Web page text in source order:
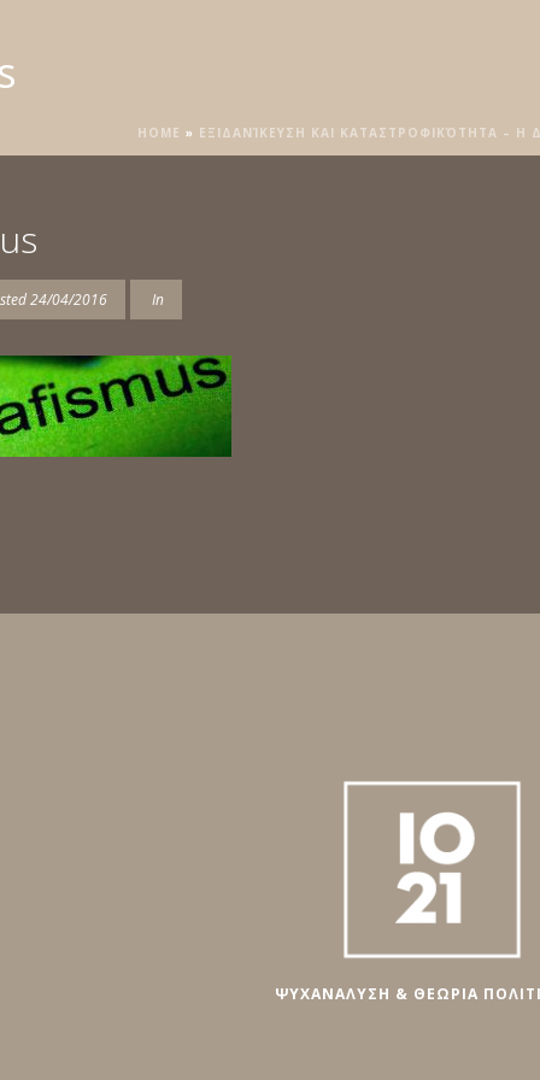
HOME » ΕΞΙΔΑΝΊΚΕΥΣΗ ΚΑΙ ΚΑΤΑΣΤΡΟΦΙΚΌΤΗΤΑ –
24/04/2016 In
ΨΥΧΑΝΑΛΥΣΗ & ΘΕΩΡΙΑ